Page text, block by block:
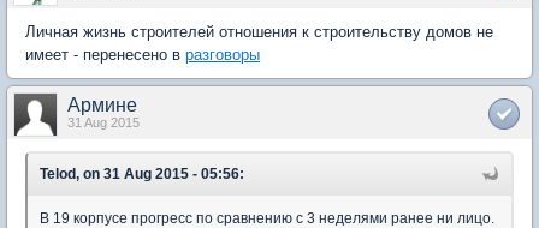
Личная жизнь строителей отношения к строительству домов не
имеет - перенесено в разговоры
Армине
31 Aug 2015
Telod, on 31 Aug 2015 - 05:56:
В 19 корпусе прогресс по сравнению с 3 неделями ранее ни лицо.